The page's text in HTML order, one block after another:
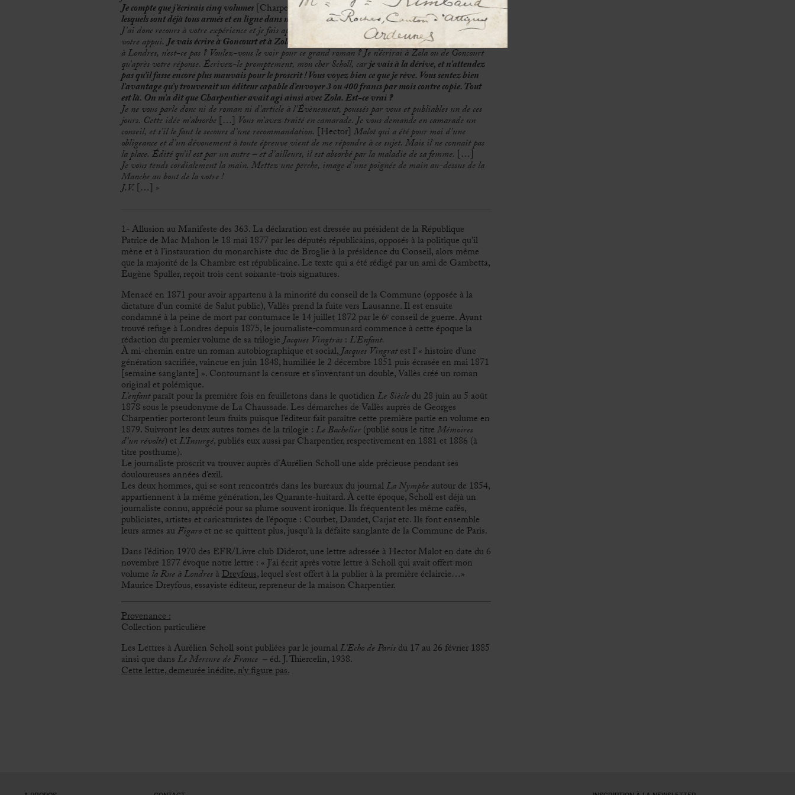
Je compte que j’écrirais cinq volumes[Charpentier le convaincra d’en écrire trois au lieu de cinq]–
lesquels sont déjà tous armés et en ligne dans mon cerveau et mes papiers.
J’ai donc recours à votre expérience et je fais appel à votre camaraderie pour avoir votre avis et aussi
votre appui.Je vais écrire à Goncourt et à Zola[…] . Vous avez vu [Maurice]Dreyfous pour La Rue
à Londres, n’est-ce pas ? Voulez-vous le voir pour ce grand roman ? Je n’écrirai à Zola ou de Goncourt
qu’après votre réponse. Écrivez-le promptement, mon cher Scholl, carje vais à la dérive, et n’attendez
pas qu’il fasse encore plus mauvais pour le proscrit ! Vous voyez bien ce que je rêve. Vous sentez bien
l’avantage qu’y trouverait un éditeur capable d’envoyer 3 ou 400 francs par mois contre copie. Tout
est là. On m’a dit que Charpentier avait agi ainsi avec Zola. Est-ce vrai ?
Je ne vous parle donc ni de roman ni d’article à l’Évènement, poussés par vous et publiables un de ces
jours. Cette idée m’absorbe[…] Vous m’avez traité en camarade. Je vous demande en camarade un
conseil, et s’il le faut le secours d’une recommandation. [Hector] Malot qui a été pour moi d’une
obligeance et d’un dévouement à toute épreuve vient de me répondre à ce sujet. Mais il ne connaît pas
la place. Édité qu’il est par un autre – et d’ailleurs, il est absorbé par la maladie de sa femme. […]
Je vous tends cordialement la main. Mettez une perche, image d’une poignée de main au-dessus de la
Manche au bout de la votre !
J.V.[…] »
1- Allusion au Manifeste des 363. La déclaration est dressée au président de la République
Patrice de Mac Mahon le 18 mai 1877 par les députés républicains, opposés à la politique qu’il
mène et à l’instauration du monarchiste duc de Broglie à la présidence du Conseil, alors même
que la majorité de la Chambre est républicaine. Le texte qui a été rédigé par un ami de Gambetta,
Eugène Spuller, reçoit trois cent soixante-trois signatures.
Menacé en 1871 pour avoir appartenu à la minorité du conseil de la Commune (opposée à la
dictature d’un comité de Salut public), Vallès prend la fuite vers Lausanne. Il est ensuite
condamné à la peine de mort par contumace le 14 juillet 1872 par le 6ᵉ conseil de guerre. Ayant
trouvé refuge à Londres depuis 1875, le journaliste-communard commence à cette époque la
rédaction du premier volume de sa trilogieJacques Vingtras:L’Enfant.
À mi-chemin entre un roman autobiographique et social,Jacques Vingratest l’ « histoire d’une
génération sacrifiée, vaincue en juin 1848, humiliée le 2 décembre 1851 puis écrasée en mai 1871
[semaine sanglante] ». Contournant la censure et s’inventant un double, Vallès créé un roman
original et polémique.
L’enfantparaît pour la première fois en feuilletons dans le quotidienLe Siècledu 28 juin au 5 août
1878 sous le pseudonyme de La Chaussade. Les démarches de Vallès auprès de Georges
Charpentier porteront leurs fruits puisque l’éditeur fait paraître cette première partie en volume en
1879. Suivront les deux autres tomes de la trilogie :Le Bachelier(publié sous le titreMémoires
d’un révolté) etL’Insurgé, publiés eux aussi par Charpentier, respectivement en 1881 et 1886 (à
titre posthume).
Le journaliste proscrit va trouver auprès d’Aurélien Scholl une aide précieuse pendant ses
douloureuses années d’exil.
Les deux hommes, qui se sont rencontrés dans les bureaux du journalLa Nympheautour de 1854,
appartiennent à la même génération, les Quarante-huitard. À cette époque, Scholl est déjà un
journaliste connu, apprécié pour sa plume souvent ironique. Ils fréquentent les même cafés,
publicistes, artistes et caricaturistes de l’époque : Courbet, Daudet, Carjat etc. Ils font ensemble
leurs armes auFigaroet ne se quittent plus, jusqu’à la défaite sanglante de la Commune de Paris.
Dans l’édition 1970 des EFR/Livre club Diderot, une lettre adressée à Hector Malot en date du 6
novembre 1877 évoque notre lettre : « J’ai écrit après votre lettre à Scholl qui avait offert mon
volume la Rue à LondresàDreyfous, lequel s’est offert à la publier à la première éclaircie…»
Maurice Dreyfous, essayiste éditeur, repreneur de la maison Charpentier.
Provenance :
Collection particulière
Les Lettres à Aurélien Scholl sont publiées par le journalL’Echo de Parisdu 17 au 26 février 1885
ainsi que dansLe Mercure de France– éd. J. Thiercelin, 1938.
Cette lettre, demeurée inédite, n’y figure pas.